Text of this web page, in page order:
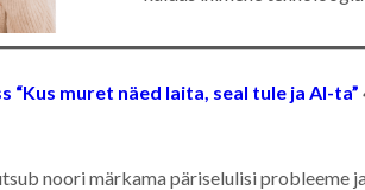
“Kus muret näed laita, seal tule ja AI-ta”
noori märkama päriselulisi probleeme